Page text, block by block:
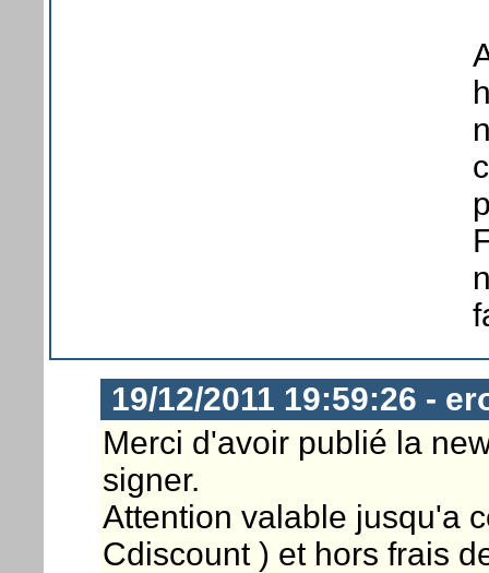
19/12/2011 19:59:26 -
Merci d'avoir publié la
signer.
Attention valable jusqu'a
Cdiscount ) et hors frais